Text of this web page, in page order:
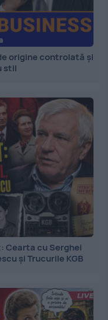
origine controlată și
stil
Cearta cu Serghei
și Trucurile KGB